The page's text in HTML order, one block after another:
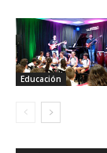
Educación